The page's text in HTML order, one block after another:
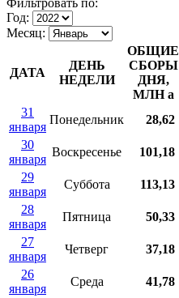
Фильтровать по:
Год:
Месяц:
ДАТА
ДЕНЬ
НЕДЕЛИ
ОБЩИЕ
СБОРЫ
ДНЯ,
МЛНa
31
января
Понедельник 28,62
30
января
Воскресенье 101,18
29
января
Суббота 113,13
28
января
Пятница 50,33
27
января
Четверг 37,18
26
января
Среда 41,78